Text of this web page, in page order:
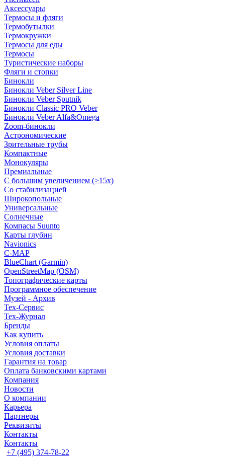
Аксессуары
Термосы и фляги
Термобутылки
Термокружки
Термосы для еды
Термосы
Туристические наборы
Фляги и стопки
Бинокли
Бинокли Veber Silver Line
Бинокли Veber Sputnik
Бинокли Classic PRO Veber
Бинокли Veber Alfa&Omega
Zoom-бинокли
Астрономические
Зрительные трубы
Компактные
Монокуляры
Премиальные
С большим увеличением (>15x)
Со стабилизацией
Широкопольные
Универсальные
Солнечные
Компасы Suunto
Карты глубин
Navionics
C-MAP
BlueChart (Garmin)
OpenStreetMap (OSM)
Топографические карты
Программное обеспечение
Музей - Архив
Tex-Сервис
Тех-Журнал
Бренды
Как купить
Условия оплаты
Условия доставки
Гарантия на товар
Оплата банковскими картами
Компания
Новости
О компании
Карьера
Партнеры
Реквизиты
Контакты
Контакты
+7 (495) 374-78-22